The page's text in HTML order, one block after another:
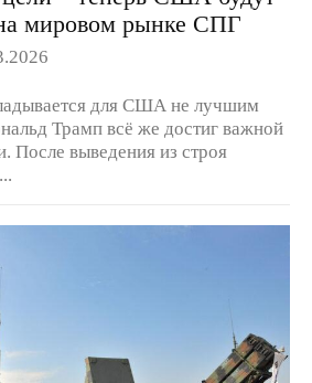
мировом рынке СПГ
для США не лучшим
Трамп всё же достиг важной
После выведения из строя